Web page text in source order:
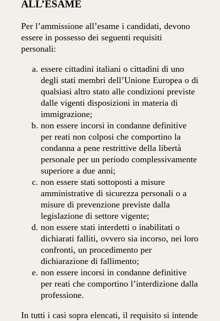
ALL’ESAME
Per l’ammissione all’esame i candidati, devono
essere in possesso dei seguenti requisiti
personali:
essere cittadini italiani o cittadini di uno
degli stati membri dell’Unione Europea o di
qualsiasi altro stato alle condizioni previste
dalle vigenti disposizioni in materia di
immigrazione;
non essere incorsi in condanne definitive
per reati non colposi che comportino la
condanna a pene restrittive della libertà
personale per un periodo complessivamente
superiore a due anni;
non essere stati sottoposti a misure
amministrative di sicurezza personali o a
misure di prevenzione previste dalla
legislazione di settore vigente;
non essere stati interdetti o inabilitati o
dichiarati falliti, ovvero sia incorso, nei loro
confronti, un procedimento per
dichiarazione di fallimento;
non essere incorsi in condanne definitive
per reati che comportino l’interdizione dalla
professione.
In tutti i casi sopra elencati, il requisito si intende